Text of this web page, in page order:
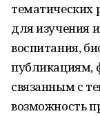
тематических
для изучения
воспитания,
публикациям,
связанным с
возможность